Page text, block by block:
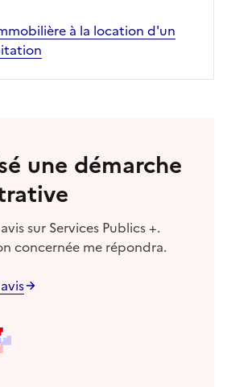
à la location d'un
une démarche
sur Services Publics +.
concernée me répondra.